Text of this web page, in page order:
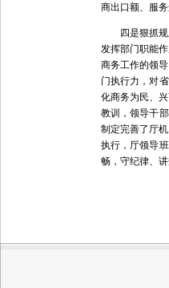
商出口额、服
四是狠抓规则
发挥部门职能
商务工作的领
门执行力，对
化商务为民、
教训，领导干
制定完善了厅
执行，厅领导
畅，守纪律、